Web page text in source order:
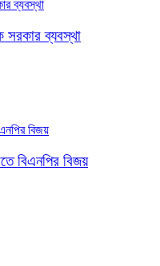
সরকার ব্যবস্থা
বিএনপির বিজয়